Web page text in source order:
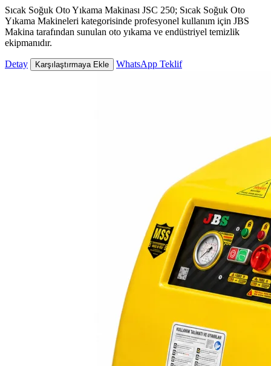
Sıcak Soğuk Oto Yıkama Makinası JSC 250; Sıcak Soğuk Oto
Yıkama Makineleri kategorisinde profesyonel kullanım için JBS
Makina tarafından sunulan oto yıkama ve endüstriyel temizlik
ekipmanıdır.
Detay Karşılaştırmaya Ekle WhatsApp Teklif